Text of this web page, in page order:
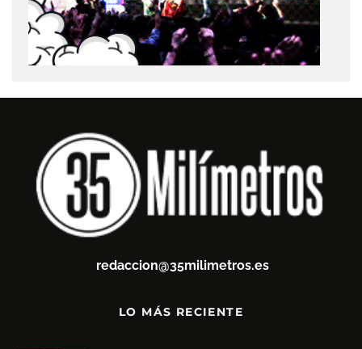
redaccion@35milimetros.es
LO MÁS RECIENTE